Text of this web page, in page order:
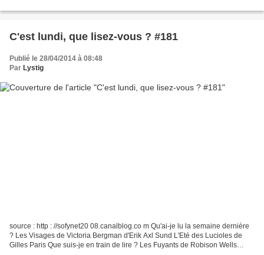
C'est lundi, que lisez-vous ? #181
Publié le 28/04/2014 à 08:48
Par Lystig
source : http : //sofynet20 08.canalblog.co m Qu'ai-je lu la semaine dernière
? Les Visages de Victoria Bergman d'Erik Axl Sund L'Eté des Lucioles de
Gilles Paris Que suis-je en train de lire ? Les Fuyants de Robison Wells